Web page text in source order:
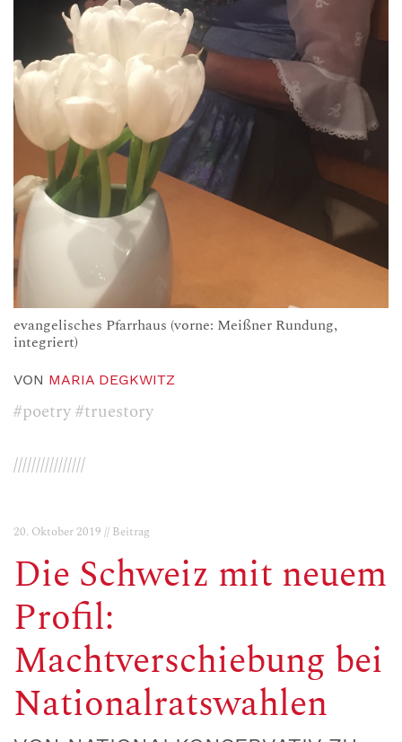
evangelisches Pfarrhaus (vorne: Meißner Rundung,
integriert)
VON MARIA DEGKWITZ
#poetry#truestory
////////////////
20. Oktober 2019 // Beitrag
Die Schweiz mit neuem
Profil:
Machtverschiebung bei
Nationalratswahlen